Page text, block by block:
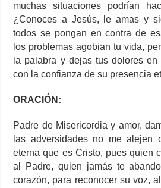
muchas situaciones podrían
¿Conoces a Jesús, le amas y
todos se pongan en contra de
los problemas agobian tu vida,
la palabra y dejas tus dolores
con la confianza de su presencia
ORACIÓN:
Padre de Misericordia y amor,
las adversidades no me alejen
eterna que es Cristo, pues quien
al Padre, quien jamás te
corazón, para reconocer su voz,